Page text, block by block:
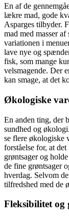
En af de
lækre mad, gode
Asparges tilbyder.
mad med masser
variationen i
lave nye og
fisk, som mange
velsmagende. Der
kan smage, at det
Økologiske
En anden ting, der
sundhed og
se flere økologiske
forståelse for, at
grøntsager og
de fine grøntsager
hverdag. Selvom
tilfredshed med de
Fleksibilitet og